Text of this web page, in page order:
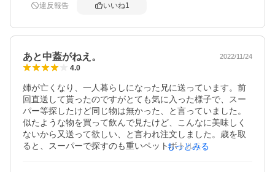
よ。
違反報告 いいね1
あと中蓋がねえ。 2022/11/24
4.0
姉が亡くなり、一人暮らしになった兄に送っています。前
回直送して貰ったのですがとても気に入った様子で、スー
パー等探したけど同じ物は無かった、と言っていました。
似たような物を買って飲んで見たけど、こんなに美味しく
ないから又送って欲しい、と言われ注文しました。歳を取
ると、スーパーで探すのも重いペットボトルを運ぶのもと
もっとみる